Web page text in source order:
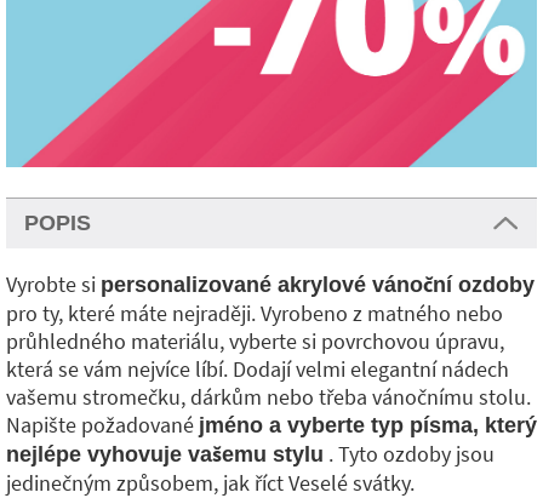
POPIS
Vyrobte si personalizované akrylové vánoční ozdoby
pro ty, které máte nejraději. Vyrobeno z matného nebo
průhledného materiálu, vyberte si povrchovou úpravu,
která se vám nejvíce líbí. Dodají velmi elegantní nádech
vašemu stromečku, dárkům nebo třeba vánočnímu stolu.
Napište požadované jméno a vyberte typ písma, který
nejlépe vyhovuje vašemu stylu . Tyto ozdoby jsou
jedinečným způsobem, jak říct Veselé svátky.